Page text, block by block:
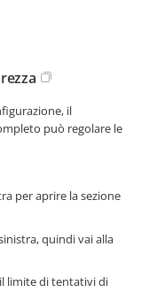
il
può regolare le
per aprire la sezione
quindi vai alla
limite di tentativi di